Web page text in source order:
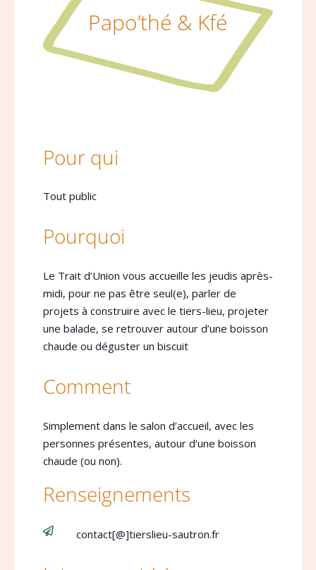
Papo’thé & Kfé
Pour qui
Tout public
Pourquoi
Le Trait d’Union vous accueille les jeudis après-
midi, pour ne pas être seul(e), parler de
projets à construire avec le tiers-lieu, projeter
une balade, se retrouver autour d’une boisson
chaude ou déguster un biscuit
Comment
Simplement dans le salon d’accueil, avec les
personnes présentes, autour d’une boisson
chaude (ou non).
Renseignements
 contact[@]tierslieu-sautron.fr